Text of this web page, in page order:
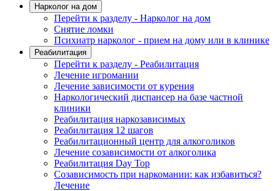
Нарколог на дом
Перейти к разделу - Нарколог на дом
Снятие ломки
Психиатр нарколог - прием на дому или в клинике
Реабилитация
Перейти к разделу - Реабилитация
Лечение игромании
Лечение зависимости от курения
Наркологический диспансер на базе частной
клиники
Реабилитация наркозависимых
Реабилитация 12 шагов
Реабилитационный центр для алкоголиков
Лечение созависимости от алкоголика
Реабилитация Day Top
Созависимость при наркомании: как избавиться?
Лечение